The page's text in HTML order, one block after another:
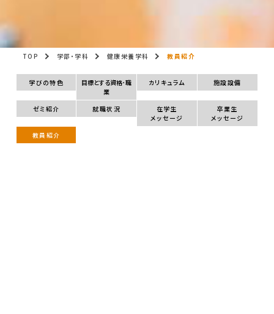
TOP 学部・学科 健康栄養学科 教員紹介
学びの特色
目標とする資格･職
業
カリキュラム 施設設備
ゼミ紹介 就職状況
在学生
メッセージ
卒業生
メッセージ
教員紹介